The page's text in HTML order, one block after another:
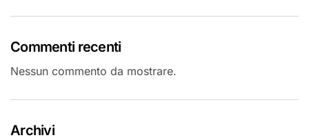
Commenti recenti
Nessun commento da mostrare.
Archivi